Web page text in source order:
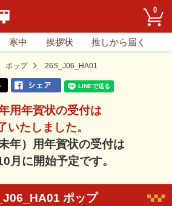
0
寒中 挨拶状 推しから届く
ポップ 26S_J06_HA01
用年賀状の受付は
いたしました。
年）用年賀状の受付は
月に開始予定です。
ポップ